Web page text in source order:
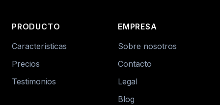
PRODUCTO
Características
Precios
Testimonios
EMPRESA
Sobre nosotros
Contacto
Legal
Blog